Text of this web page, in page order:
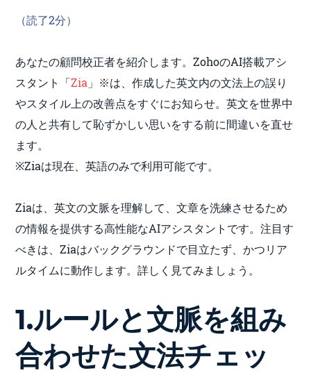
（読了2分）
あなたの顧問校正者を紹介します。ZohoのAI搭載アシ
スタント「Zia 」※は、作成した英文内の文法上の誤り
やスタイル上の改善点をすぐにお知らせ。英文を世界中
の人と共有して恥ずかしい思いをする前に間違いを直せ
ます。
※Ziaは現在、英語のみで利用可能です。
Ziaは、英文の文脈を理解して、文章を洗練させるため
の情報を提供する高性能なAIアシスタントです。注目す
べきは、Ziaはバックグラウンドで目立たず、かつリア
ルタイムに動作します。詳しく見てみましょう。
1.ルールと文脈を組み
合わせた文法チェッ